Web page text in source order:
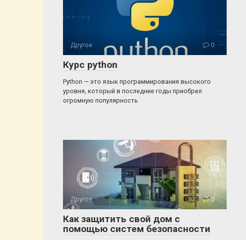
Другое 0
Курс python
Python — это язык программирования высокого
уровня, который в последние годы приобрел
огромную популярность
Другое 0
Как защитить свой дом с
помощью систем безопасности